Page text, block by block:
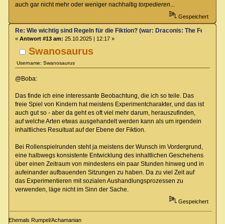
auch gar nicht mehr oder weniger nachhaltig torpedieren
Gespeichert
Swanosaurus
Username: Swanosaurus
Re: Wie wichtig sind Regeln für die Fiktion? (war: Draconis: The Feel-
« Antwort #13 am: 25.10.2025 | 12:17 »
@Boba:
Das finde ich eine interessante Beobachtung, die ich so teile. Das
freie Spiel von Kindern hat meistens Experimentcharakter, und das ist
auch gut so - aber da geht es oft viel mehr darum, herauszufinden,
auf welche Arten etwas ausgehandelt werden kann als um irgendein
inhaltliches Resultuat auf der Ebene der Fiktion.
Bei Rollenspielrunden steht ja meistens der Wunsch im Vordergrund,
eine halbwegs konsistente Entwicklung des inhaltlichen Geschehens
über einen Zeitraum von mindestens ein paar Stunden hinweg und in
aufeinander aufbauenden Sitzungen zu haben. Da zu viel Zeit auf
das Experimentieren mit sozialen Aushandlungsprozessen zu
verwenden, läge nicht im Sinn der Sache.
Gespeichert
Ehemals Rumpel/Achamanian